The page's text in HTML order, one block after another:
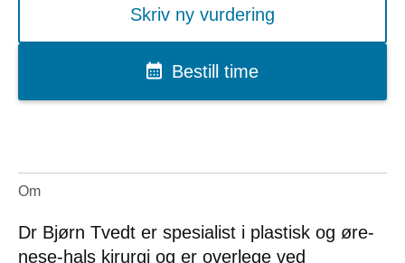
Skriv ny vurdering
Bestill time
Om
Dr Bjørn Tvedt er spesialist i plastisk og øre-
nese-hals kirurgi og er overlege ved